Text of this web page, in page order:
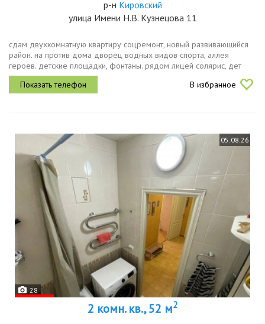
р-н Кировский
улица Имени Н.В. Кузнецова 11
сдам двухкомнатную квартиру соцремонт, новый развивающийся
район. на против дома дворец водных видов спорта, аллея
героев. детские площадки, фонтаны. рядом лицей солярис, дет
сад. оплата 28 тыс., месяц счётчики интернет. 14000 страховой
депозит....
В избранное
05.08.26
28
2 комн. кв., 52 м2